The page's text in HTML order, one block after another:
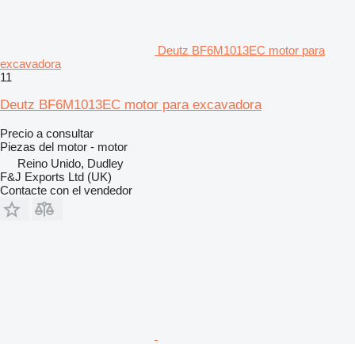
Deutz BF6M1013EC motor para
excavadora
11
Deutz BF6M1013EC motor para excavadora
Precio a consultar
Piezas del motor - motor
Reino Unido, Dudley
F&J Exports Ltd (UK)
Contacte con el vendedor